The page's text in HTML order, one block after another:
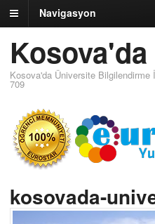
Navigasyon
Kosova'da Üniversite
709
kosovada-